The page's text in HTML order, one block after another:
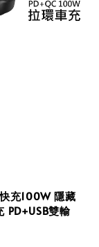
充100W 隱藏
PD+USB雙輸